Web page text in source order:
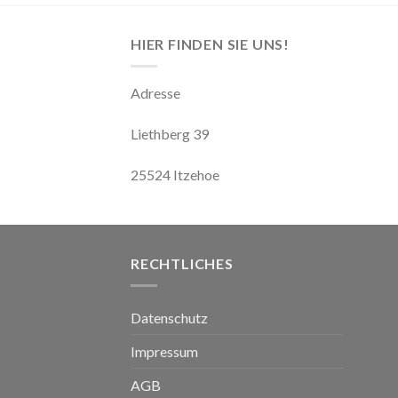
HIER FINDEN SIE UNS!
Adresse
Liethberg 39
25524 Itzehoe
RECHTLICHES
Datenschutz
Impressum
AGB